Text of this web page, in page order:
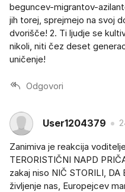
beguncev-migrantov-
jih torej, sprejmejo na svoj
dvorišče! 2. Ti ljudje se
nikoli, niti čez deset
uničenje!
Odgovori
User1204379
Zanimiva je reakcija
TERORISTIČNI NAPD
zakaj niso NIČ STORILI, DA
življenje nas, Europejcev